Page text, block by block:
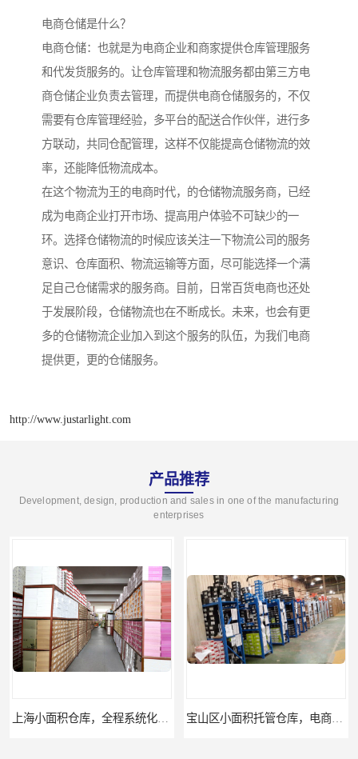
电商仓储是什么？
电商仓储：也就是为电商企业和商家提供仓库管理服务
和代发货服务的。让仓库管理和物流服务都由第三方电
商仓储企业负责去管理，而提供电商仓储服务的，不仅
需要有仓库管理经验，多平台的配送合作伙伴，进行多
方联动，共同仓配管理，这样不仅能提高仓储物流的效
率，还能降低物流成本。
在这个物流为王的电商时代，的仓储物流服务商，已经
成为电商企业打开市场、提高用户体验不可缺少的一
环。选择仓储物流的时候应该关注一下物流公司的服务
意识、仓库面积、物流运输等方面，尽可能选择一个满
足自己仓储需求的服务商。目前，日常百货电商也还处
于发展阶段，仓储物流也在不断成长。未来，也会有更
多的仓储物流企业加入到这个服务的队伍，为我们电商
提供更，更的仓储服务。
http://www.justarlight.com
产品推荐
Development, design, production and sales in one of the manufacturing
enterprises
上海小面积仓库，全程系统化管理 宝山区小面积托管仓库，电商仓库